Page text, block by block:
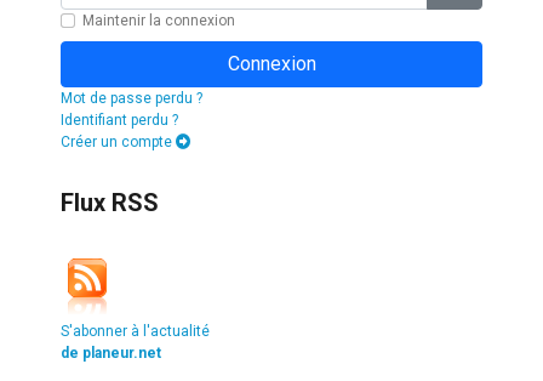
Afficher
Maintenir la connexion
Connexion
Mot de passe perdu ?
Identifiant perdu ?
Créer un compte
Flux RSS
S'abonner à l'actualité
de planeur.net